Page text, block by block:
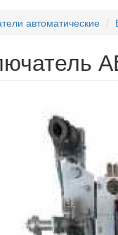
автоматические